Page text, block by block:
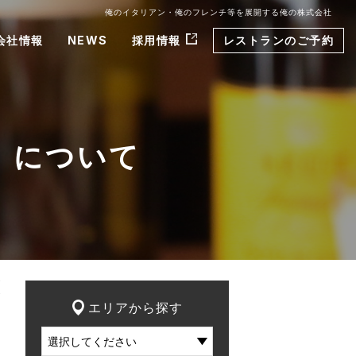
俺のイタリアン・俺のフレンチ等を展開する俺の株式会社
社情報 NEWS 採用情報 レストランのご予約
について
エリアから探す